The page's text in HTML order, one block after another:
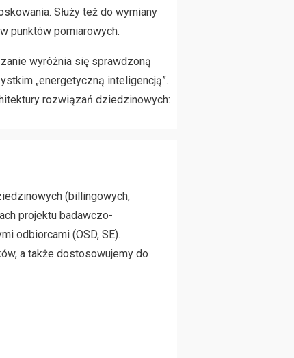
Służy też do wymiany
punktów pomiarowych.
wyróżnia się sprawdzoną
„energetyczną inteligencją”.
rozwiązań dziedzinowych:
(billingowych,
projektu badawczo-
odbiorcami (OSD, SE).
a także dostosowujemy do